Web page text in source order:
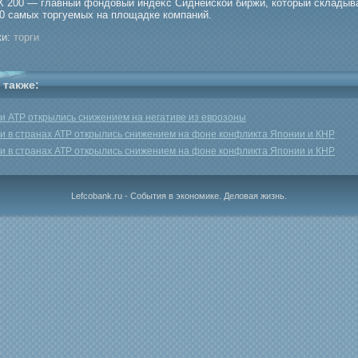
200 — главный фондовый индеκс Сиднейской биржи, который
самых торгуемых на площадке компаний.
торги
также:
АТР открылись снижением на негативе из еврозоны
в странах АТР открылись снижением на фоне конфликта Японии и КНР
в странах АТР открылись снижением на фоне конфликта Японии и КНР
Lefcobank.ru - События в экономике. Деловая жизнь.